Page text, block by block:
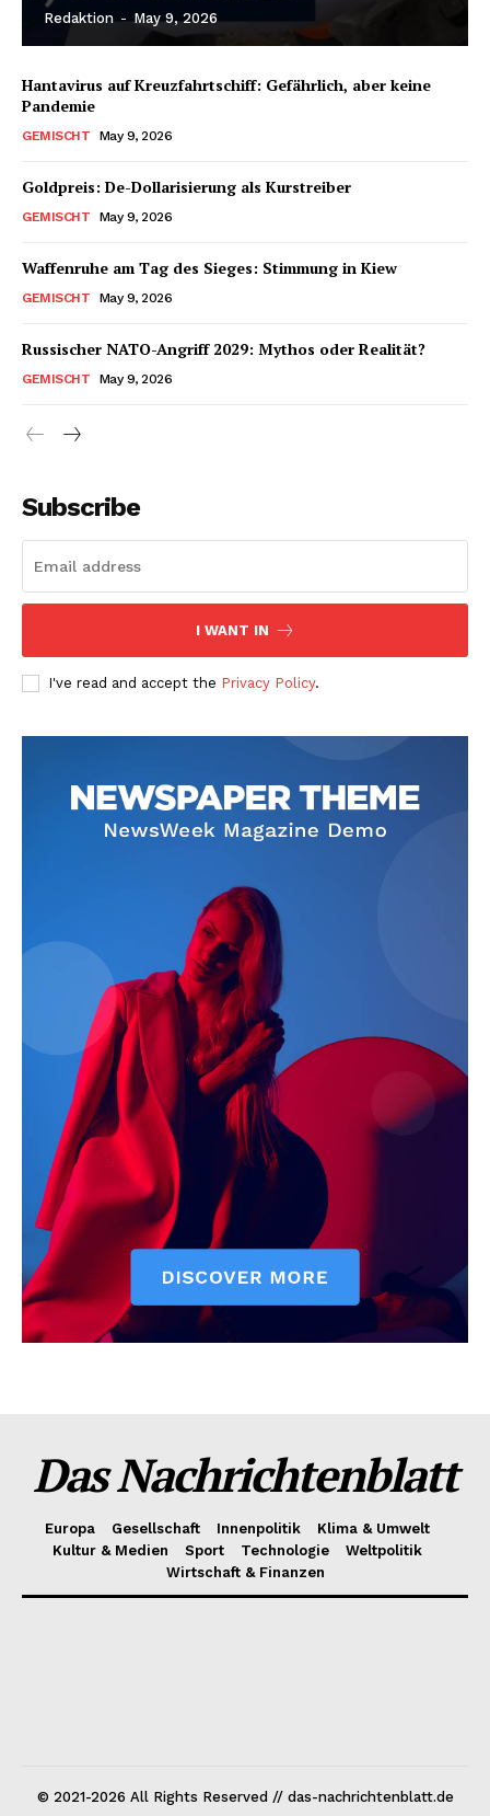
Redaktion - May 9, 2026
Hantavirus auf Kreuzfahrtschiff: Gefährlich, aber keine
Pandemie
GEMISCHT May 9, 2026
Goldpreis: De-Dollarisierung als Kurstreiber
GEMISCHT May 9, 2026
Waffenruhe am Tag des Sieges: Stimmung in Kiew
GEMISCHT May 9, 2026
Russischer NATO-Angriff 2029: Mythos oder Realität?
GEMISCHT May 9, 2026
Subscribe
I WANT IN
I've read and accept the Privacy Policy.
Das Nachrichtenblatt
Europa Gesellschaft Innenpolitik
Klima & Umwelt
Kultur & Medien
Sport Technologie
Weltpolitik
Wirtschaft & Finanzen
© 2021-2026 All Rights Reserved // das-nachrichtenblatt.de